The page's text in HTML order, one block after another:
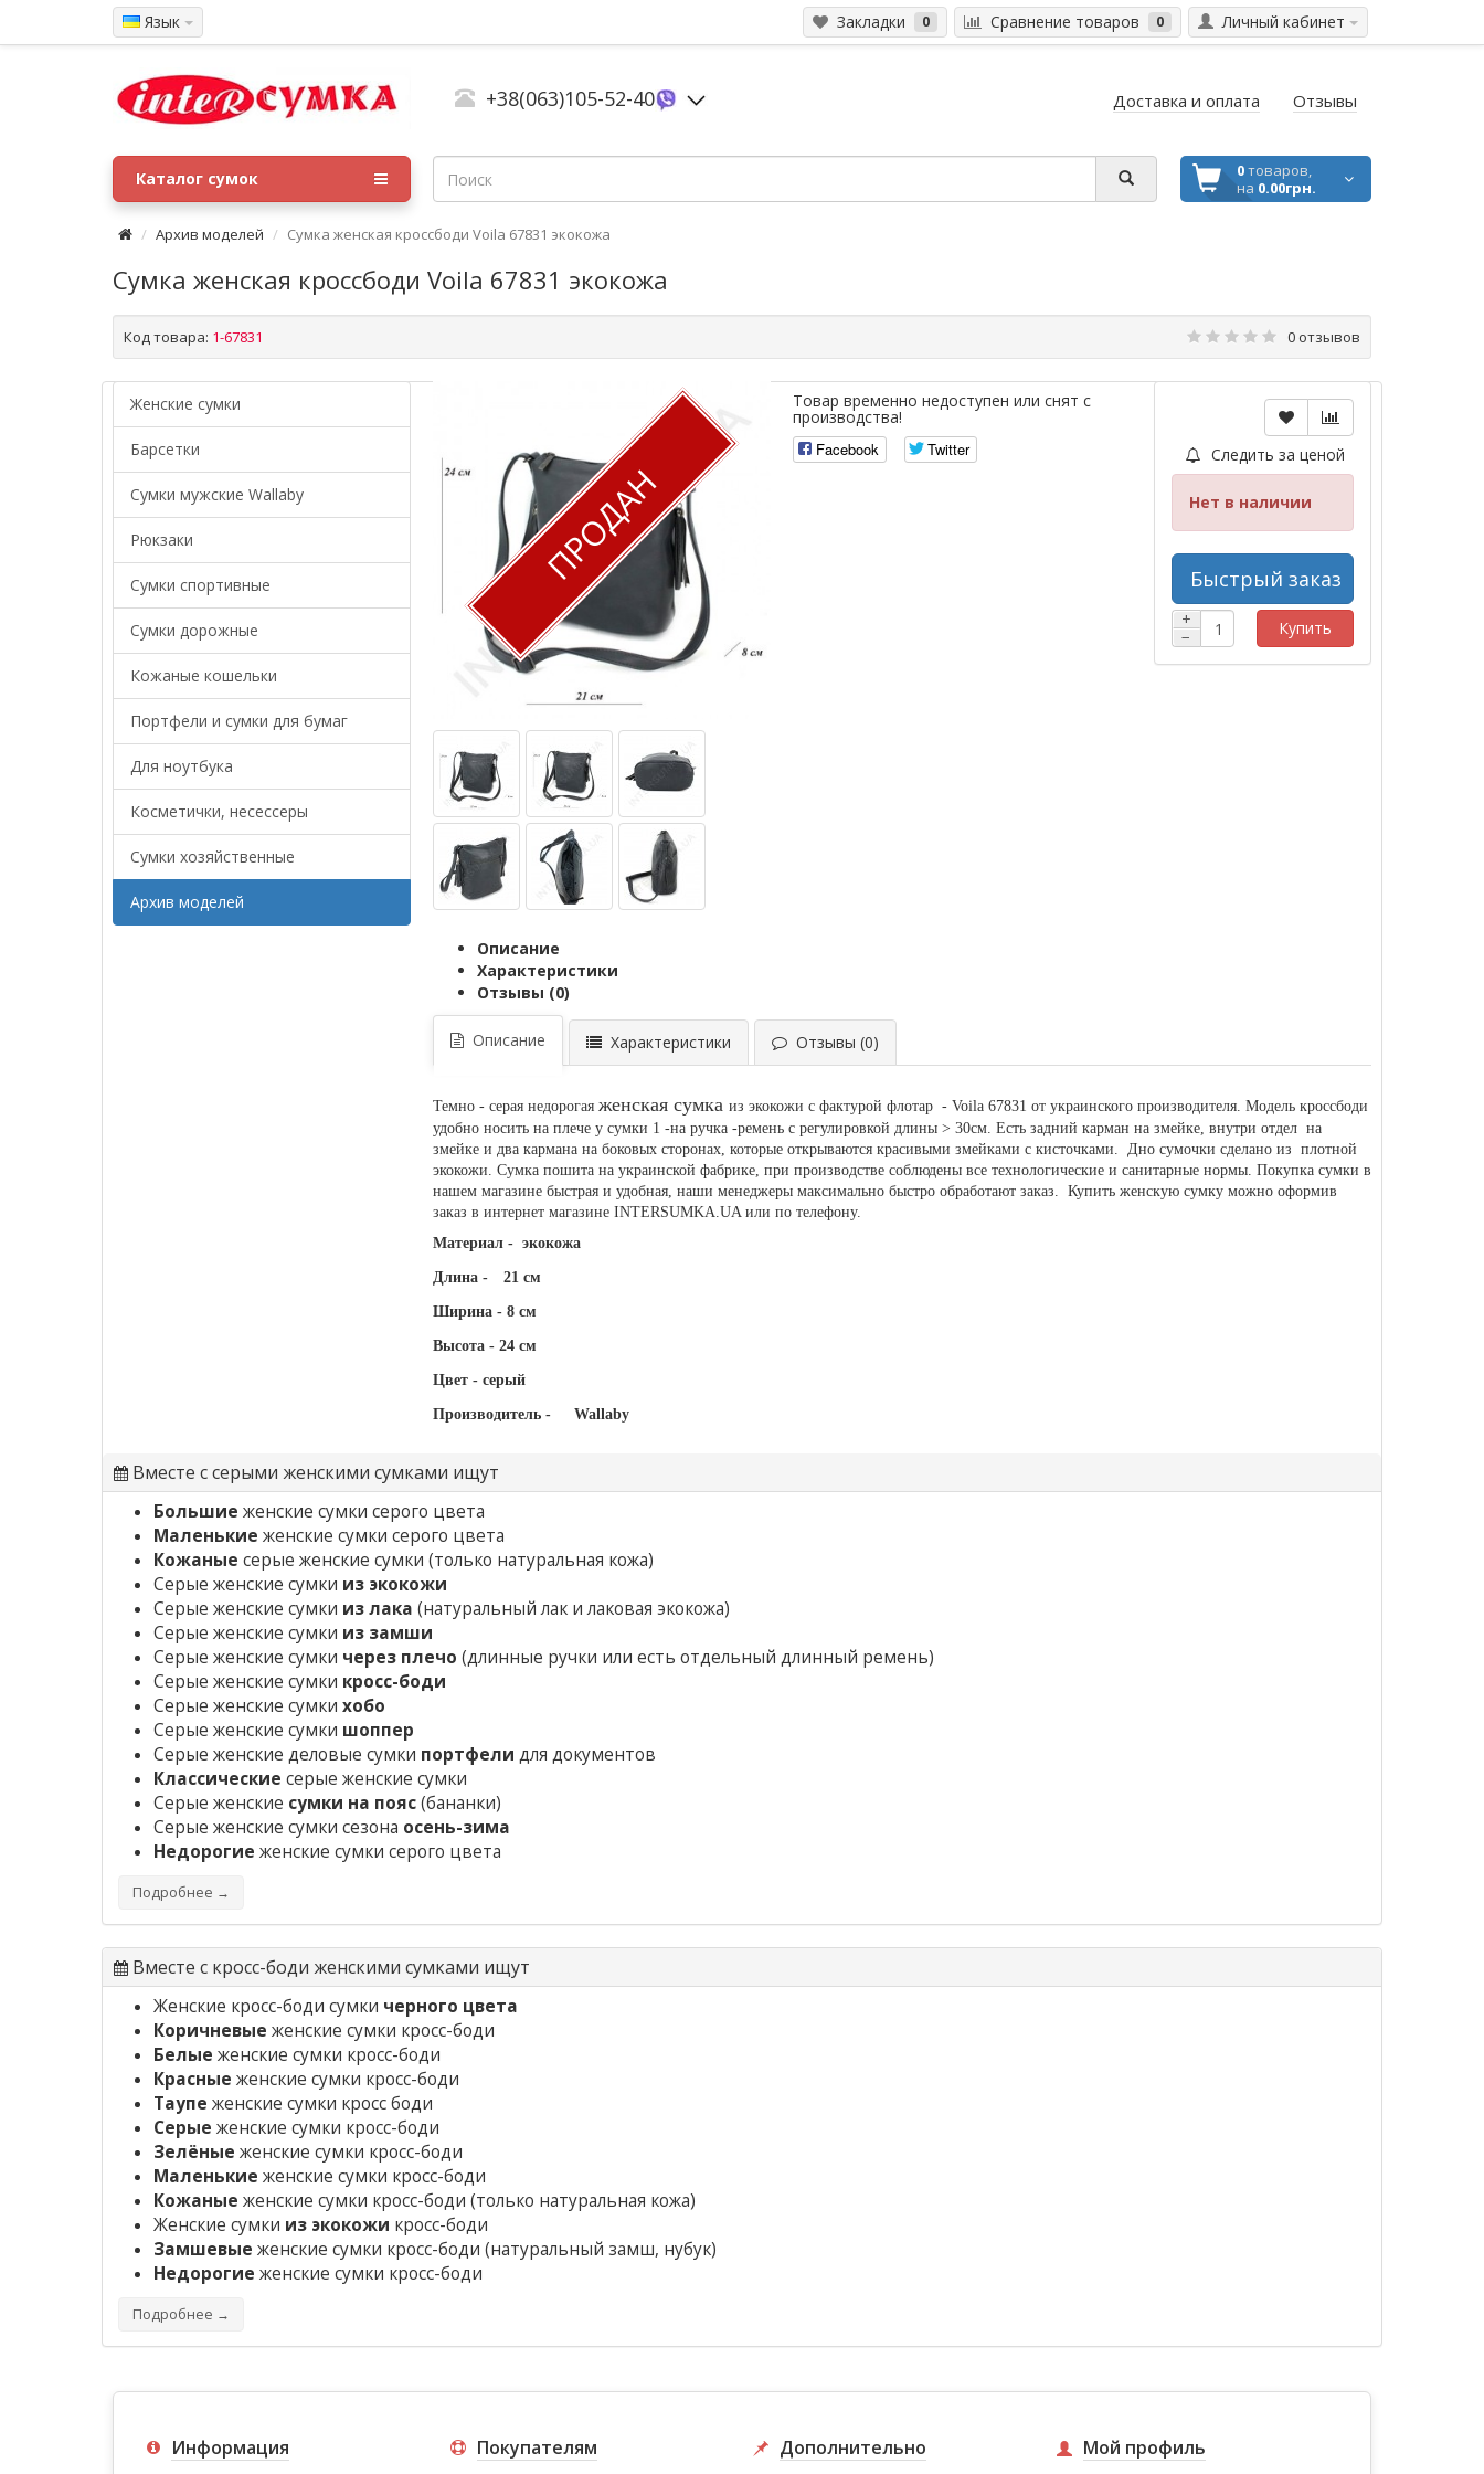
Язык Закладки 0 Сравнение товаров 0 Личный кабинет
+38(063)105-52-40 Доставка и оплата Отзывы
0товаров,
на 0.00грн.
Каталог сумок
Архив моделей Сумка женская кроссбоди Voila 67831 экокожа
Сумка женская кроссбоди Voila 67831 экокожа
Код товара: 1-67831 0 отзывов
Женские сумки
Барсетки
Cумки мужские Wallaby
Рюкзаки
Сумки спортивные
Сумки дорожные
Кожаные кошельки
Портфели и сумки для бумаг
Для ноутбука
Косметички, несессеры
Сумки хозяйственные
Архив моделей
ПРОДАН
Описание
Характеристики
Отзывы (0)
Товар временно недоступен или снят с
производства!
Facebook
Twitter Следить за ценой
Нет в наличии
Быстрый заказ
+
−
Купить
Описание Характеристики Отзывы (0)
Темно - серая недорогая женская сумка из экокожи с фактурой флотар - Voila 67831 от украинского производителя. Модель кроссбоди
удобно носить на плече у сумки 1 -на ручка -ремень с регулировкой длины > 30см. Есть задний карман на змейке, внутри отдел на
змейке и два кармана на боковых сторонах, которые открываются красивыми змейками с кисточками. Дно сумочки сделано из плотной
экокожи. Сумка пошита на украинской фабрике, при производстве соблюдены все технологические и санитарные нормы. Покупка сумки в
нашем магазине быстрая и удобная, наши менеджеры максимально быстро обработают заказ. Купить женскую сумку можно оформив
заказ в интернет магазине INTERSUMKA.UA или по телефону.
Материал - экокожа
Длина - 21 см
Ширина - 8 см
Высота - 24 см
Цвет - серый
Производитель - Wallaby
Вместе с серыми женскими сумками ищут
Большие женские сумки серого цвета
Маленькие женские сумки серого цвета
Кожаные серые женские сумки (только натуральная кожа)
Серые женские сумки из экокожи
Серые женские сумки из лака (натуральный лак и лаковая экокожа)
Серые женские сумки из замши
Серые женские сумки через плечо (длинные ручки или есть отдельный длинный ремень)
Серые женские сумки кросс-боди
Серые женские сумки хобо
Серые женские сумки шоппер
Серые женские деловые сумки портфели для документов
Классические серые женские сумки
Серые женские сумки на пояс(бананки)
Серые женские сумки сезона осень-зима
Недорогие женские сумки серого цвета
Подробнее →
Вместе с кросс-боди женскими сумками ищут
Женские кросс-боди сумки черного цвета
Коричневые женские сумки кросс-боди
Белые женские сумки кросс-боди
Красные женские сумки кросс-боди
Таупе женские сумки кросс боди
Серые женские сумки кросс-боди
Зелёные женские сумки кросс-боди
Маленькие женские сумки кросс-боди
Кожаные женские сумки кросс-боди (только натуральная кожа)
Женские сумки из экокожи кросс-боди
Замшевые женские сумки кросс-боди (натуральный замш, нубук)
Недорогие женские сумки кросс-боди
Подробнее →
Информация Покупателям Дополнительно Мой профиль